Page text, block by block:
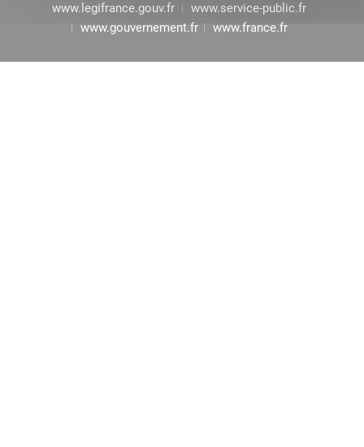
www.legifrance.gouv.fr
www.service-public.fr
www.gouvernement.fr
www.france.fr